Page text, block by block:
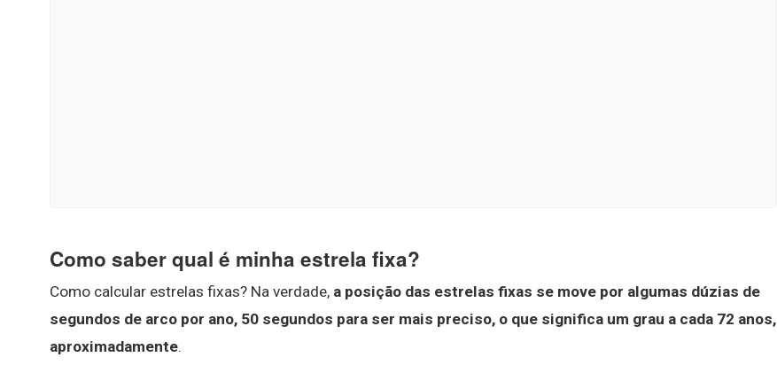
Como saber qual é minha estrela fixa?
Como calcular estrelas fixas? Na verdade, a posição das estrelas fixas se move por algumas dúzias de
segundos de arco por ano, 50 segundos para ser mais preciso, o que significa um grau a cada 72 anos,
aproximadamente.